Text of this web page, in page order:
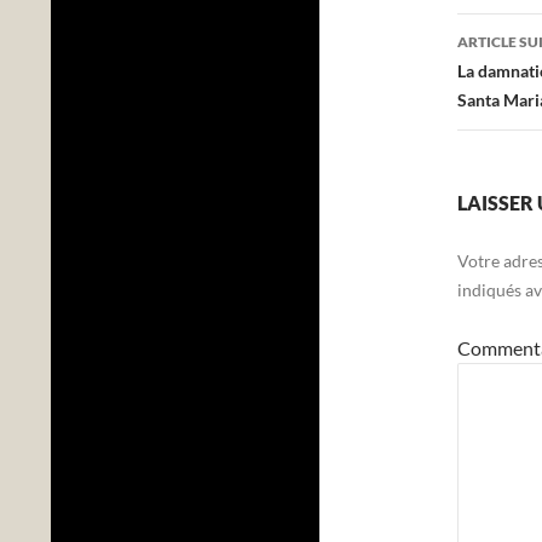
ARTICLE
La
Santa
Votre
indiqués